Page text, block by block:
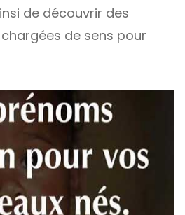
de découvrir des
de sens pour